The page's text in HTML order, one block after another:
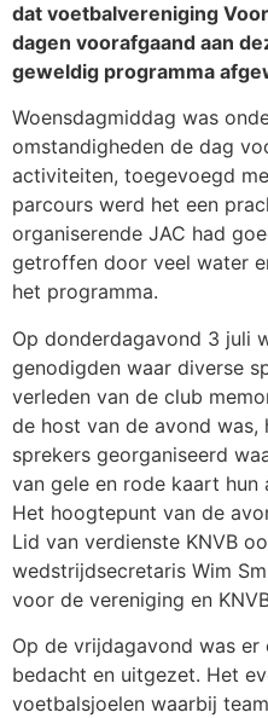
dat voetbalvereniging
dagen voorafgaand aan
geweldig programma
Woensdagmiddag was
omstandigheden de dag
activiteiten, toegevoegd
parcours werd het een
organiserende JAC had
getroffen door veel water
het programma.
Op donderdagavond 3 juli
genodigden waar diverse
verleden van de club
de host van de avond was,
sprekers georganiseerd
van gele en rode kaart hun
Het hoogtepunt van de
Lid van verdienste KNVB
wedstrijdsecretaris Wim
voor de vereniging en
Op de vrijdagavond was er
bedacht en uitgezet. Het
voetbalsjoelen waarbij